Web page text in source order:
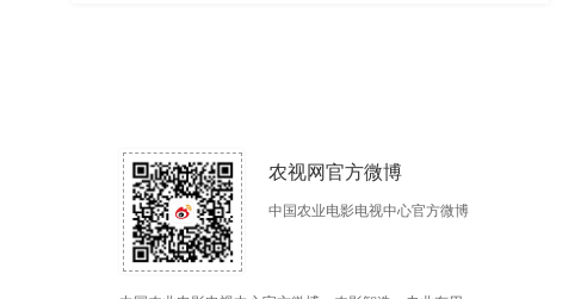
农视网官方微博
中国农业电影电视中心官方微博